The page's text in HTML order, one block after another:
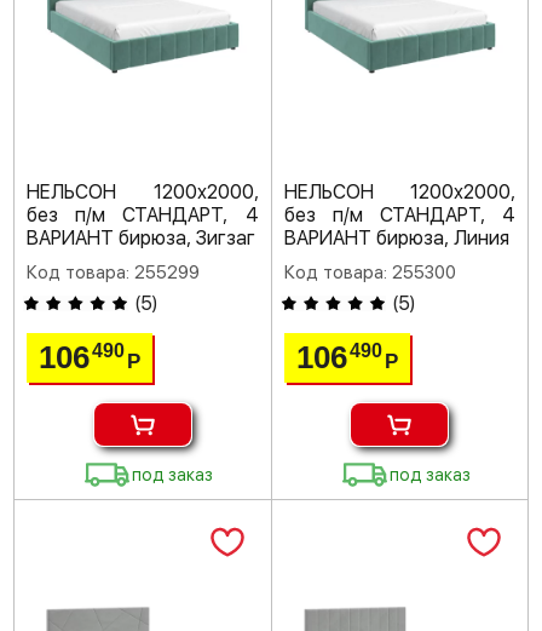
НЕЛЬСОН 1200х2000,
без п/м СТАНДАРТ, 4
ВАРИАНТ бирюза, Зигзаг
Код товара: 255299
(5)
106490Р
под заказ
НЕЛЬСОН 1200х2000,
без п/м СТАНДАРТ, 4
ВАРИАНТ бирюза, Линия
Код товара: 255300
(5)
106490 Р
под заказ